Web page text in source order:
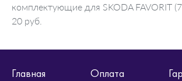
комплектующие для SKODA FAVORIT
20 руб.
Главная Оплата